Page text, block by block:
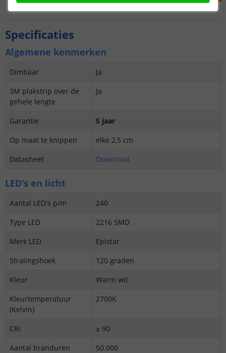
Specificaties
Algemene kenmerken
Dimbaar
Ja
3M plakstrip over de
gehele lengte
Ja
Garantie
5 jaar
Op maat te knippen
elke 2,5 cm
Datasheet
Download
LED's en licht
Aantal LED's p/m
240
Type LED
2216 SMD
Merk LED
Epistar
Stralingshoek
120 graden
Kleur
Warm wit
Kleurtemperatuur
(Kelvin)
2700K
CRI
± 90
Aantal branduren
50.000